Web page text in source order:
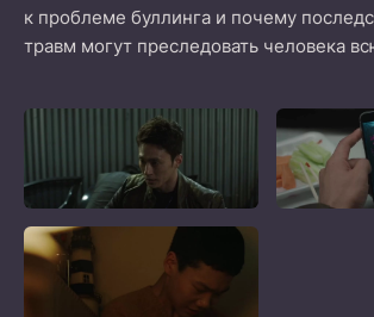
к проблеме буллинга и почему
травм могут преследовать человека